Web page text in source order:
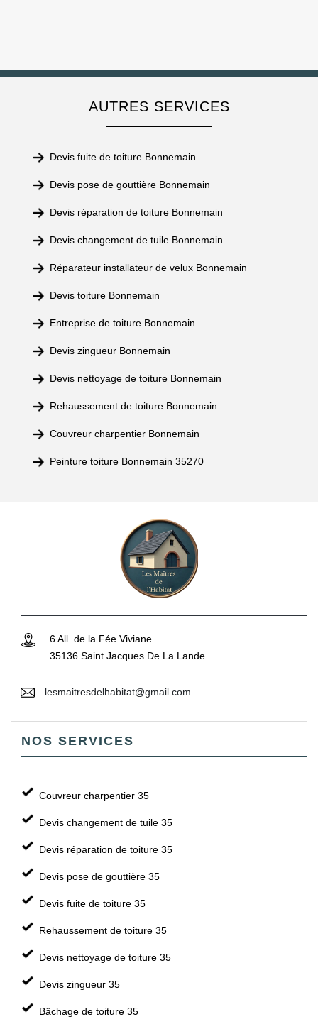
AUTRES SERVICES
Devis fuite de toiture Bonnemain
Devis pose de gouttière Bonnemain
Devis réparation de toiture Bonnemain
Devis changement de tuile Bonnemain
Réparateur installateur de velux Bonnemain
Devis toiture Bonnemain
Entreprise de toiture Bonnemain
Devis zingueur Bonnemain
Devis nettoyage de toiture Bonnemain
Rehaussement de toiture Bonnemain
Couvreur charpentier Bonnemain
Peinture toiture Bonnemain 35270
6 All. de la Fée Viviane
35136 Saint Jacques De La Lande
lesmaitresdelhabitat@gmail.com
NOS SERVICES
Couvreur charpentier 35
Devis changement de tuile 35
Devis réparation de toiture 35
Devis pose de gouttière 35
Devis fuite de toiture 35
Rehaussement de toiture 35
Devis nettoyage de toiture 35
Devis zingueur 35
Bâchage de toiture 35